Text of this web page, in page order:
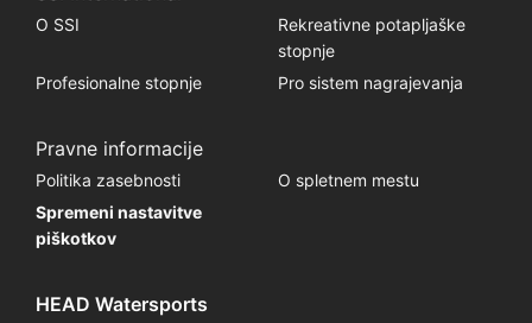
O SSI
Rekreativne potapljaške
stopnje
Profesionalne stopnje
Pro sistem nagrajevanja
Pravne informacije
Politika zasebnosti
O spletnem mestu
Spremeni nastavitve
piškotkov
HEAD Watersports